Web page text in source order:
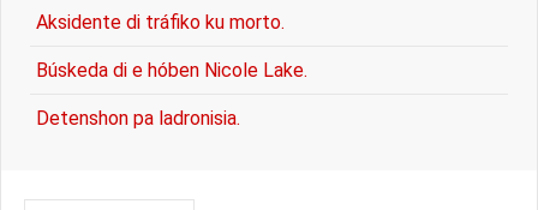
Aksidente di tráfiko ku morto.
Búskeda di e hóben Nicole Lake.
Detenshon pa ladronisia.